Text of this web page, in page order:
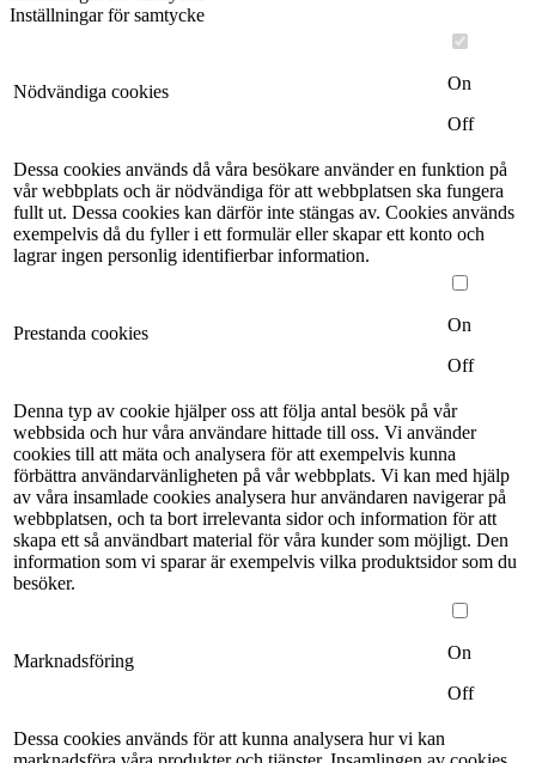
Inställningar för samtycke
Nödvändiga cookies
On
Off
Dessa cookies används då våra besökare använder en funktion på
vår webbplats och är nödvändiga för att webbplatsen ska fungera
fullt ut. Dessa cookies kan därför inte stängas av. Cookies används
exempelvis då du fyller i ett formulär eller skapar ett konto och
lagrar ingen personlig identifierbar information.
Prestanda cookies
On
Off
Denna typ av cookie hjälper oss att följa antal besök på vår
webbsida och hur våra användare hittade till oss. Vi använder
cookies till att mäta och analysera för att exempelvis kunna
förbättra användarvänligheten på vår webbplats. Vi kan med hjälp
av våra insamlade cookies analysera hur användaren navigerar på
webbplatsen, och ta bort irrelevanta sidor och information för att
skapa ett så användbart material för våra kunder som möjligt. Den
information som vi sparar är exempelvis vilka produktsidor som du
besöker.
Marknadsföring
On
Off
Dessa cookies används för att kunna analysera hur vi kan